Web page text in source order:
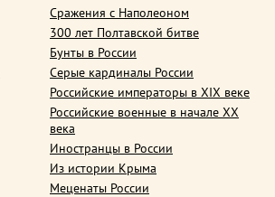
Сражения с Наполеоном
300 лет Полтавской битве
Бунты в России
Серые кардиналы России
Российские императоры в XIX веке
Российские военные в начале ХХ
века
Иностранцы в России
Из истории Крыма
Меценаты России